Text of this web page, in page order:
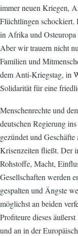
immer neuen Kriegen,
Flüchtlingen schockiert.
in Afrika und Osteuropa
Aber wir trauern nicht
Familien und
dem Anti-Kriegstag, in
Solidarität für eine
Menschenrechte und
deutschen Regierung
gezündet und
Krisenzeiten fließt. Der
Rohstoffe, Macht,
Gesellschaften werden
gespalten und Ängste
möglichst an beiden
Profiteure dieses
und an in der